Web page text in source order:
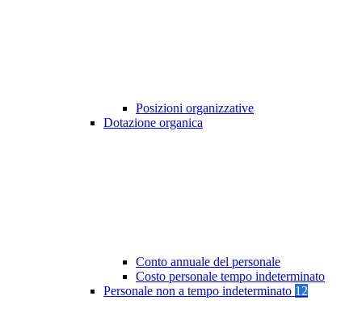
Posizioni organizzative
Dotazione organica
Conto annuale del personale
Costo personale tempo indeterminato
Personale non a tempo indeterminato 12